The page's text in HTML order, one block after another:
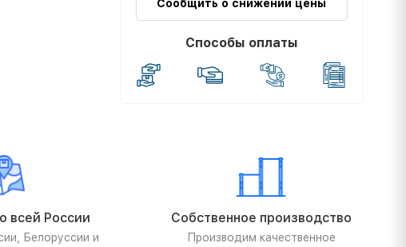
Сообщить о снижении цены
Способы оплаты
всей России
Белоруссии и
Собственное производство
Производим качественное